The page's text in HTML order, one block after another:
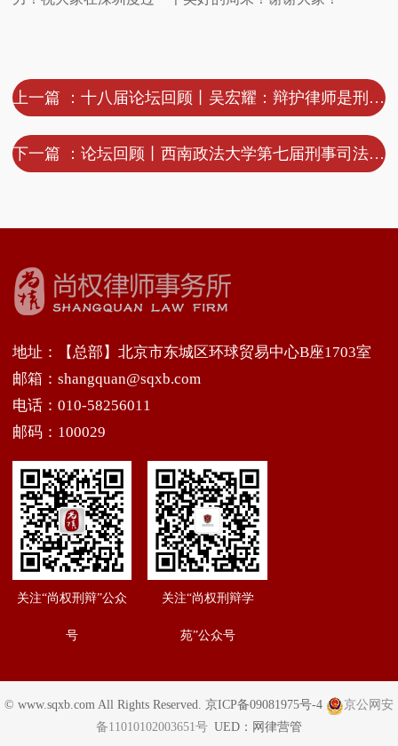
上一篇 ：十八届论坛回顾丨吴宏耀：辩护律师是刑事诉讼制度现代化的重要推动者
下一篇 ：论坛回顾丨西南政法大学第七届刑事司法论坛暨第十九届尚权刑事司法青年论坛在重庆市成功举办
地址：【总部】北京市东城区环球贸易中心B座1703室
邮箱：shangquan@sqxb.com
电话：010-58256011
邮码：100029
关注“尚权刑辩”公众
号
关注“尚权刑辩学
苑”公众号
© www.sqxb.com All Rights Reserved. 京ICP备09081975号-4
京公网安
备11010102003651号 UED： 网律营管